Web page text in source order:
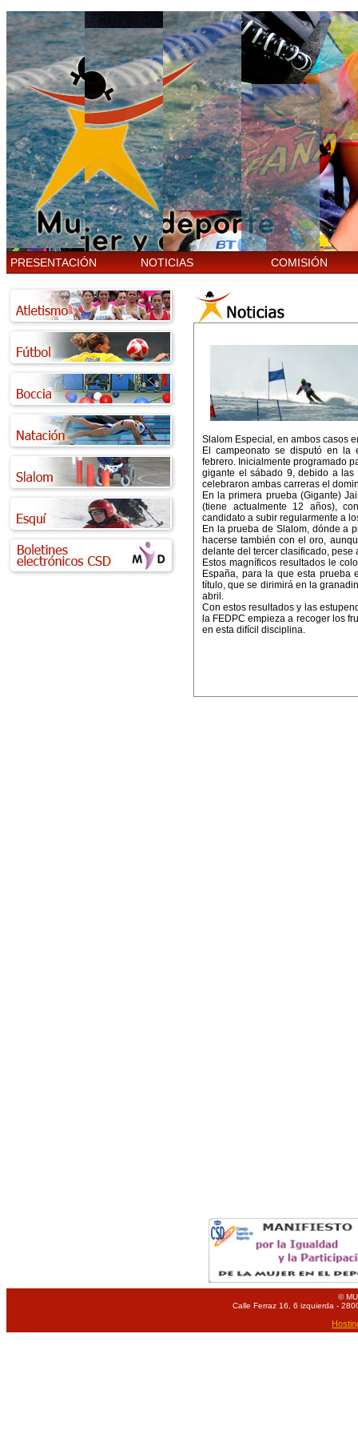
PRESENTACIÓN NOTICIAS COMISIÓN
Slalom Especial, en ambos casos
El campeonato se disputó en
febrero. Inicialmente programado
gigante el sábado 9, debido a las
celebraron ambas carreras el
En la primera prueba (Gigante)
(tiene actualmente 12 años),
candidato a subir regularmente a
En la prueba de Slalom, dónde a
hacerse también con el oro,
delante del tercer clasificado, pese
Estos magníficos resultados le
España, para la que esta prueba
título, que se dirimirá en la
abril.
Con estos resultados y las
la FEDPC empieza a recoger los
en esta difícil disciplina.
©
Calle Ferraz 16, 6 izquierda -